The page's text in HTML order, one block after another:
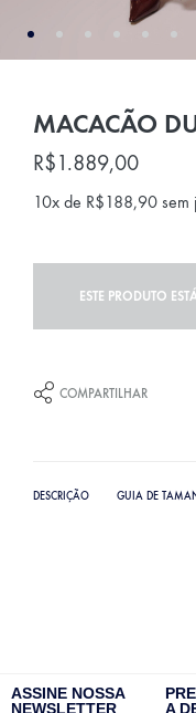
MACACÃO
R$1.889,00
10x de R$188,90 sem
ESTE PRODUTO
COMPARTILHAR
DESCRIÇÃO GUIA DE
ASSINE NOSSA
NEWSLETTER
A